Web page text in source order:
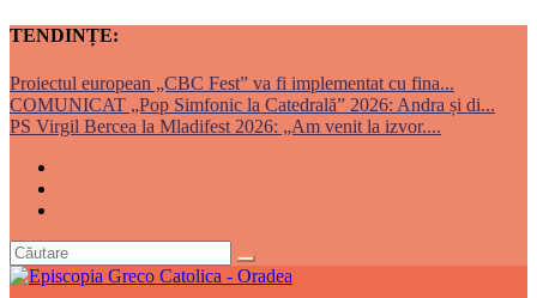
TENDINȚE:
Proiectul european „CBC Fest” va fi implementat cu fina...
COMUNICAT „Pop Simfonic la Catedrală” 2026: Andra și di...
PS Virgil Bercea la Mladifest 2026: „Am venit la izvor....